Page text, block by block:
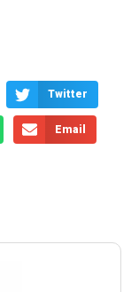
Twitter
Email